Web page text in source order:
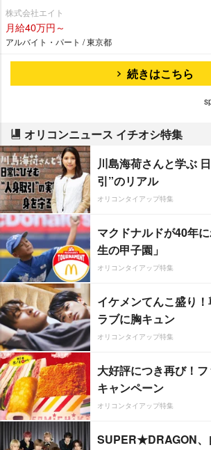
株式会社エイト
月給40万円～
アルバイト・パート / 東京都
続きはこちら
オリコンニュース イチオシ特集
川島海荷さんと学ぶ
引”のリアル
オリコンタイアップ特集
マクドナルドが40年
生の甲子園」
オリコンタイアップ特集
イケメンてんこ盛り
ラブに胸キュン
オリコンタイアップ特集
大好評につき再び！
キャンペーン
オリコンタイアップ特集
SUPER★DRAGON、